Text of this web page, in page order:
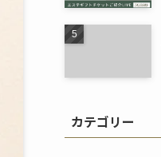
カテゴリー